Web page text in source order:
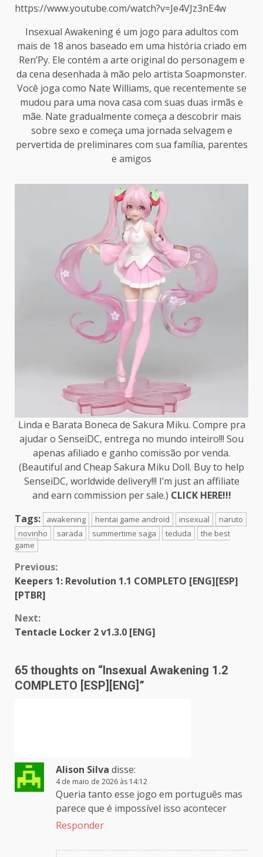
https://www.youtube.com/watch?v=Je4VJz3nE4w
Insexual Awakening é um jogo para adultos com
mais de 18 anos baseado em uma história criado em
Ren’Py. Ele contém a arte original do personagem e
da cena desenhada à mão pelo artista Soapmonster.
Você joga como Nate Williams, que recentemente se
mudou para uma nova casa com suas duas irmãs e
mãe. Nate gradualmente começa a descobrir mais
sobre sexo e começa uma jornada selvagem e
pervertida de preliminares com sua família, parentes
e amigos
Linda e Barata Boneca de Sakura Miku. Compre pra
ajudar o SenseiDC, entrega no mundo inteiro!!! Sou
apenas afiliado e ganho comissão por venda.
(Beautiful and Cheap Sakura Miku Doll. Buy to help
SenseiDC, worldwide delivery!!! I’m just an affiliate
and earn commission per sale.) CLICK HERE!!!
Tags:
awakening hentai game android insexual
naruto
novinho
sarada summertime saga teduda
the best
game
Continue
Reading
Previous:
Keepers 1: Revolution 1.1 COMPLETO [ENG][ESP]
[PTBR]
Next:
Tentacle Locker 2 v1.3.0 [ENG]
65 thoughts on “Insexual Awakening 1.2
COMPLETO [ESP][ENG] ”
Alison Silva disse:
4 de maio de 2026 às 14:12
Queria tanto esse jogo em português mas
parece que é impossível isso acontecer
Responder